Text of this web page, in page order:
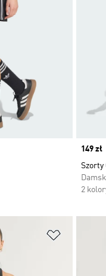
Price
149 zł
Szorty
2